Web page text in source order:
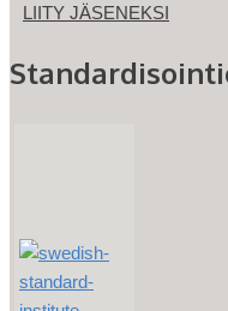
LIITY JÄSENEKSI